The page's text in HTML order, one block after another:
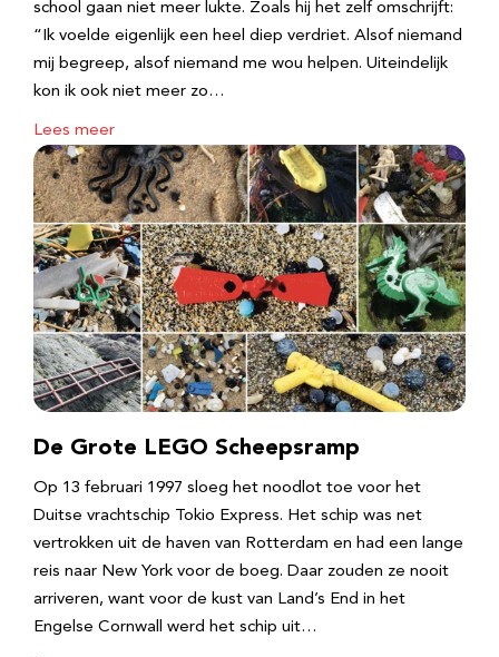
school gaan niet meer lukte. Zoals hij het zelf omschrijft:
“Ik voelde eigenlijk een heel diep verdriet. Alsof niemand
mij begreep, alsof niemand me wou helpen. Uiteindelijk
kon ik ook niet meer zo…
Lees meer
De Grote LEGO Scheepsramp
Op 13 februari 1997 sloeg het noodlot toe voor het
Duitse vrachtschip Tokio Express. Het schip was net
vertrokken uit de haven van Rotterdam en had een lange
reis naar New York voor de boeg. Daar zouden ze nooit
arriveren, want voor de kust van Land’s End in het
Engelse Cornwall werd het schip uit…